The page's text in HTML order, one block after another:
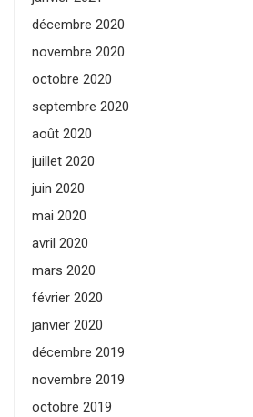
décembre 2020
novembre 2020
octobre 2020
septembre 2020
août 2020
juillet 2020
juin 2020
mai 2020
avril 2020
mars 2020
février 2020
janvier 2020
décembre 2019
novembre 2019
octobre 2019